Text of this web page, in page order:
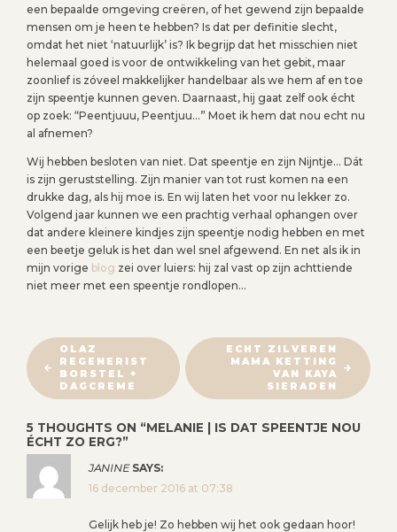
een bepaalde omgeving creëren, of het gewend zijn bepaalde
mensen om je heen te hebben? Is dat per definitie slecht,
omdat het niet ‘natuurlijk’ is? Ik begrijp dat het misschien niet
helemaal goed is voor de ontwikkeling van het gebit, maar
zoonlief is zóveel makkelijker handelbaar als we hem af en toe
zijn speentje kunnen geven. Daarnaast, hij gaat zelf ook écht
op zoek: “Peentjuuu, Peentjuu…” Moet ik hem dat nou echt nu
al afnemen?
Wij hebben besloten van niet. Dat speentje en zijn Nijntje… Dát
is zijn geruststelling. Zijn manier van tot rust komen na een
drukke dag, als hij moe is. En wij laten het voor nu lekker zo.
Volgend jaar kunnen we een prachtig verhaal ophangen over
dat andere kleinere kindjes zijn speentje nodig hebben en met
een beetje geluk is het dan wel snel afgewend. En net als ik in
mijn vorige blog zei over luiers: hij zal vast op zijn achttiende
niet meer met een speentje rondlopen…
B
E
R
C
H
N
OLAZ
REGENERIST
BORSTEL +
DAGCREME
ECHT ZILVEREN
MAMA KETTING
VAN KAYA
SIERADEN
5 THOUGHTS ON “MELANIE | IS DAT SPEENTJE NOU
ÉCHT ZO ERG?”
JANINE SAYS:
16 december 2016 at 07:38
Gelijk heb je! Zo hebben wij het ook gedaan hoor!